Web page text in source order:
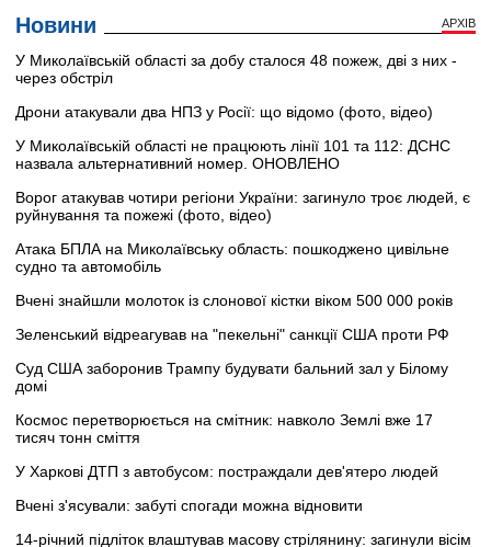
Новини АРХІВ
У Миколаївській області за добу сталося 48 пожеж, дві з них -
через обстріл
Дрони атакували два НПЗ у Росії: що відомо (фото, відео)
У Миколаївській області не працюють лінії 101 та 112: ДСНС
назвала альтернативний номер. ОНОВЛЕНО
Ворог атакував чотири регіони України: загинуло троє людей, є
руйнування та пожежі (фото, відео)
Атака БПЛА на Миколаївську область: пошкоджено цивільне
судно та автомобіль
Вчені знайшли молоток із слонової кістки віком 500 000 років
Зеленський відреагував на "пекельні" санкції США проти РФ
Суд США заборонив Трампу будувати бальний зал у Білому
домі
Космос перетворюється на смітник: навколо Землі вже 17
тисяч тонн сміття
У Харкові ДТП з автобусом: постраждали дев'ятеро людей
Вчені з'ясували: забуті спогади можна відновити
14-річний підліток влаштував масову стрілянину: загинули вісім